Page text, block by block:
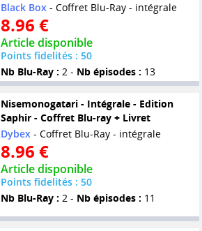
Black Box- Coffret Blu-Ray - intégrale
8.96 €
Article disponible
Points fidelités : 50
Nb Blu-Ray : 2 - Nb épisodes : 13
Nisemonogatari - Intégrale - Edition
Saphir - Coffret Blu-ray + Livret
Dybex- Coffret Blu-Ray - intégrale
8.96 €
Article disponible
Points fidelités : 50
Nb Blu-Ray : 2 - Nb épisodes : 11